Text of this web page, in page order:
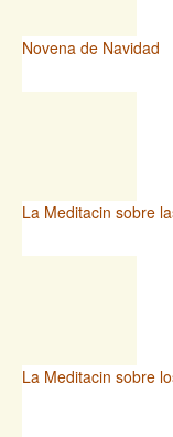
Novena de Navidad
La Meditacin sobre
La Meditacin sobre